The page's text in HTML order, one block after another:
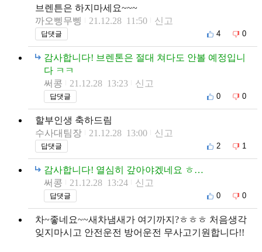
브렌튼은 하지마세요~~~
까오삥무삥
21.12.28 11:50 신고
답댓글 4 0
감사합니다! 브렌톤은 절대 쳐다도 안볼 예정입니
다 ㅋㅋ
써콩
21.12.28 13:23 신고
답댓글 0 0
할부인생 축하드림
수사대팀장
21.12.28 13:00 신고
답댓글 2 1
감사합니다! 열심히 갚아야겠네요 ㅎ…
써콩
21.12.28 13:24 신고
답댓글 0 0
차~좋네요~~새차냄새가 여기까지?ㅎㅎㅎ 처음생각
잊지마시고 안전운전 방어운전 무사고기원합니다!!